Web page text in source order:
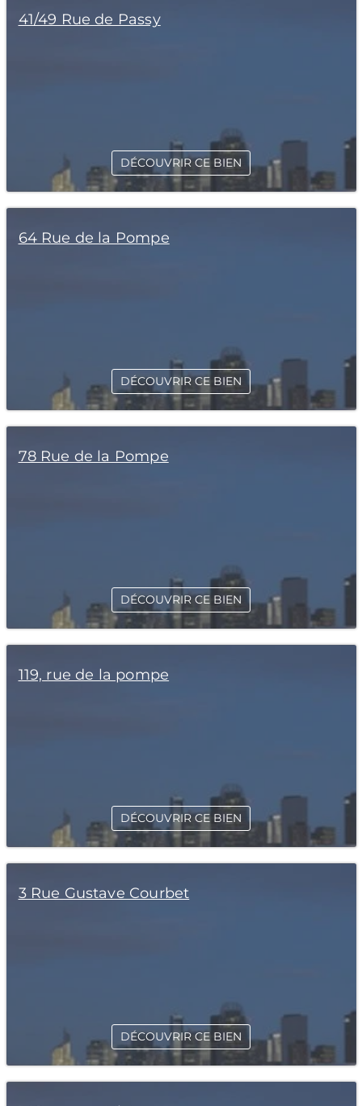
41/49 Rue de Passy
DÉCOUVRIR CE BIEN
64 Rue de la Pompe
DÉCOUVRIR CE BIEN
78 Rue de la Pompe
DÉCOUVRIR CE BIEN
119, rue de la pompe
DÉCOUVRIR CE BIEN
3 Rue Gustave Courbet
DÉCOUVRIR CE BIEN